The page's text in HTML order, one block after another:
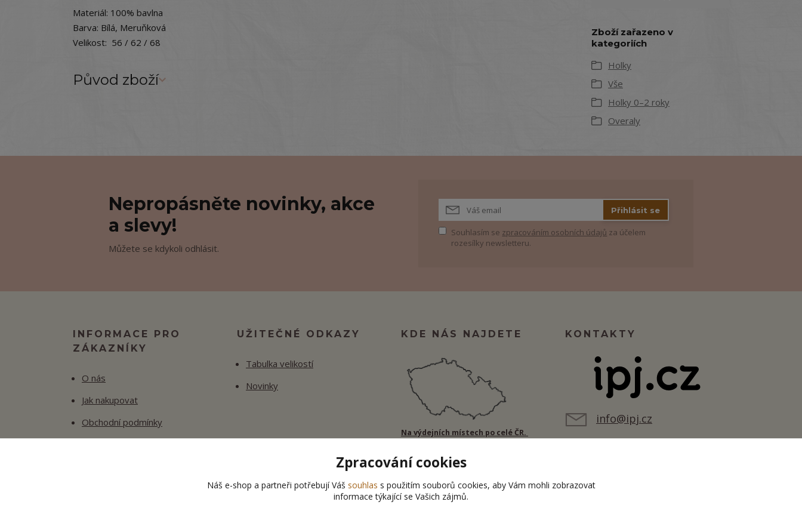
Materiál: 100% bavlna
Barva: Bílá, Meruňková
Velikost: 56 / 62 / 68
Původ zboží
Zboží zařazeno v
kategoriích
Holky
Vše
Holky 0–2 roky
Overaly
Nepropásněte novinky, akce
a slevy!
Můžete se kdykoli odhlásit.
Přihlásit se
Souhlasím se zpracováním osobních údajů za účelem
rozesílky newsletteru.
INFORMACE PRO
ZÁKAZNÍKY
O nás
Jak nakupovat
Obchodní podmínky
UŽITEČNÉ ODKAZY
Tabulka velikostí
Novinky
KDE NÁS NAJDETE
Na výdejních místech po celé ČR.
KONTAKTY
info@ipj.cz
Zpracování cookies
Náš e-shop a partneři potřebují Váš souhlas s použitím souborů cookies, aby Vám mohli zobrazovat
informace týkající se Vašich zájmů.